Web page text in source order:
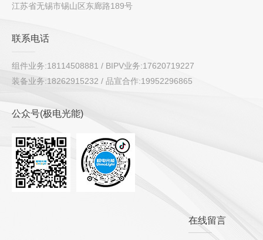
江苏省无锡市锡山区东廊路189号
联系电话
组件业务:18114508881 / BIPV业务:17620719227
装备业务:18262915232 / 品宣合作:19952296865
公众号(极电光能)
在线留言